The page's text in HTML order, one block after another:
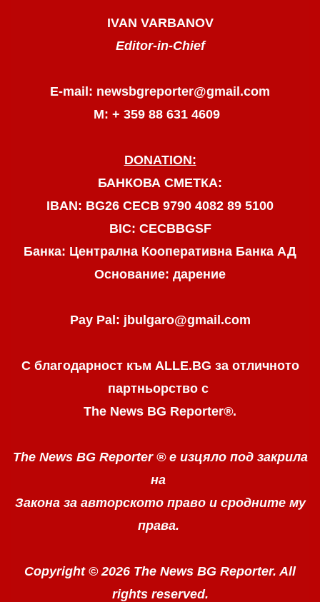
IVAN VARBANOV
Editor-in-Chief
E-mail: newsbgreporter@gmail.com
М: + 359 88 631 4609
DONATION:
БАНКОВА СМЕТКА:
IBAN: BG26 CECB 9790 4082 89 5100
BIC: CECBBGSF
Банка: Централна Кооперативна Банка АД
Основание: дарение
Pay Pal: jbulgaro@gmail.com
С благодарност към ALLE.BG за отличното
партньорство с
The News BG Reporter®.
The News BG Reporter ® е изцяло под закрила
на
Закона за авторското право и сродните му
права.
Copyright © 2026 The News BG Reporter. All
rights reserved.